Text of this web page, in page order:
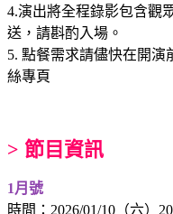
4.演出將全程錄影包含觀
送，請斟酌入場。
5. 點餐需求請儘快在開
絲專頁
> 節目資訊
1月號
時間：2026/01/10（六）